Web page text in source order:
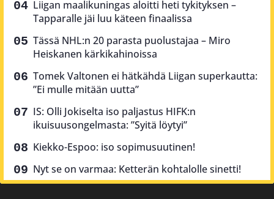
Liigan maalikuningas aloitti heti tykityksen –
Tapparalle jäi luu käteen finaalissa
Tässä NHL:n 20 parasta puolustajaa – Miro
Heiskanen kärkikahinoissa
Tomek Valtonen ei hätkähdä Liigan superkautta:
”Ei mulle mitään uutta”
IS: Olli Jokiselta iso paljastus HIFK:n
ikuisuusongelmasta: ”Syitä löytyi”
Kiekko-Espoo: iso sopimusuutinen!
Nyt se on varmaa: Ketterän kohtalolle sinetti!